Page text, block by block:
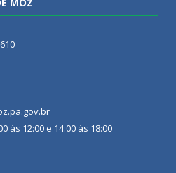
às 12:00 e 14:00 às 18:00